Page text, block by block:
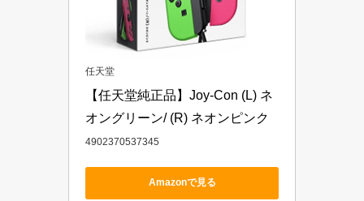
任天堂
【任天堂純正品】Joy-Con (L) ネ
オングリーン/ (R) ネオンピンク
4902370537345
Amazonで見る